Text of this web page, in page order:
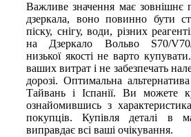
Важливе значення має зовнішнє
дзеркала, воно повинно бути
піску, снігу, води, різних
на Дзеркало Вольво S70/V70/
низької якості не варто
ваших витрат і не забезпечать
дорозі. Оптимальна
Тайвань і Іспанії. Ви можете
ознайомившись з
покупців. Купівля деталі в
виправдає всі ваші очікування.